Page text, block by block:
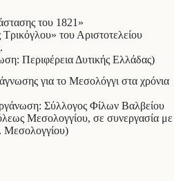
του 1821»
του Αριστοτελείου
Περιφέρεια Δυτικής Ελλάδας)
για το Μεσολόγγι στα χρόνια
Σύλλογος Φίλων Βαλβείου
Μεσολογγίου, σε συνεργασία με
Μεσολογγίου)